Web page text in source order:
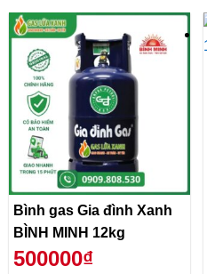
Bình gas Gia đình Xanh
BÌNH MINH 12kg
500000₫